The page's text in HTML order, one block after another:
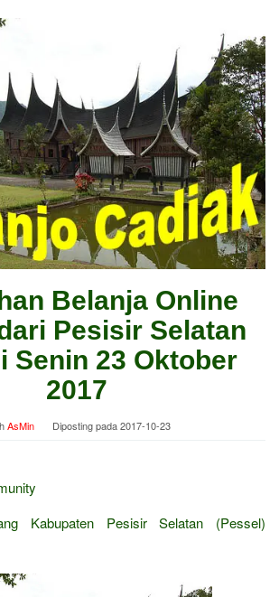
Belanja Online
Pesisir Selatan
Senin 23 Oktober
2017
AsMin Diposting pada2017-10-23
Kabupaten Pesisir Selatan (Pessel)